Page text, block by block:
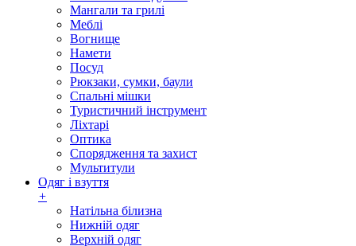
Мангали та грилі
Меблі
Вогнище
Намети
Посуд
Рюкзаки, сумки, баули
Спальні мішки
Туристичний інструмент
Ліхтарі
Оптика
Спорядження та захист
Мультитули
Одяг і взуття
+
Натільна білизна
Нижній одяг
Верхній одяг